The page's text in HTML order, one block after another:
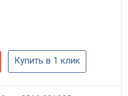
Купить в 1 клик